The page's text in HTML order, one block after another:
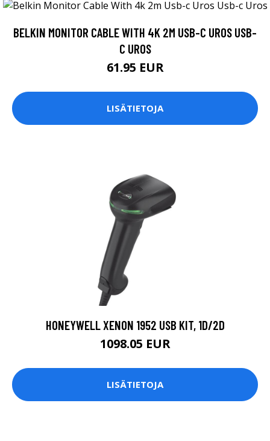
BELKIN MONITOR CABLE WITH 4K 2M USB-C UROS USB-
C UROS
61.95 EUR
LISÄTIETOJA
HONEYWELL XENON 1952 USB KIT, 1D/2D
1098.05 EUR
LISÄTIETOJA